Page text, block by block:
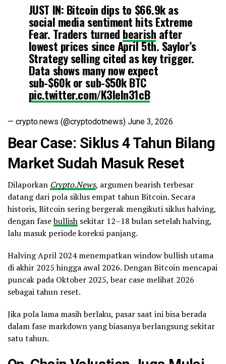
JUST IN: Bitcoin dips to $66.9k as
social media sentiment hits Extreme
Fear. Traders turned bearish after
lowest prices since April 5th. Saylor’s
Strategy selling cited as key trigger.
Data shows many now expect
sub-$60k or sub-$50k BTC
pic.twitter.com/K3leln31cB
— crypto.news (@cryptodotnews) June 3, 2026
Bear Case: Siklus 4 Tahun Bilang
Market Sudah Masuk Reset
Dilaporkan Crypto.News, argumen bearish terbesar
datang dari pola siklus empat tahun Bitcoin. Secara
historis, Bitcoin sering bergerak mengikuti siklus halving,
dengan fasebullish sekitar 12–18 bulan setelah halving,
lalu masuk periode koreksi panjang.
Halving April 2024 menempatkan window bullish utama
di akhir 2025 hingga awal 2026. Dengan Bitcoin mencapai
puncak pada Oktober 2025, bear case melihat 2026
sebagai tahun reset.
Jika pola lama masih berlaku, pasar saat ini bisa berada
dalam fase markdown yang biasanya berlangsung sekitar
satu tahun.